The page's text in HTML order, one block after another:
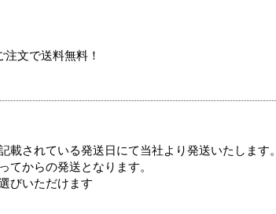
文で送料無料！
されている発送日にて当社より発送いたします。
てからの発送となります。
びいただけます